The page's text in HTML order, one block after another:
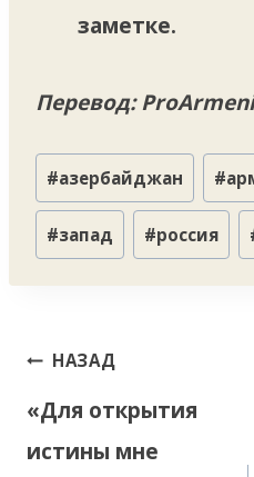
заметке.
Перевод:
Метки
записи:
#азербайджан #
#запад #россия
Навигация
записям
НАЗАД
«Для открытия
истины мне